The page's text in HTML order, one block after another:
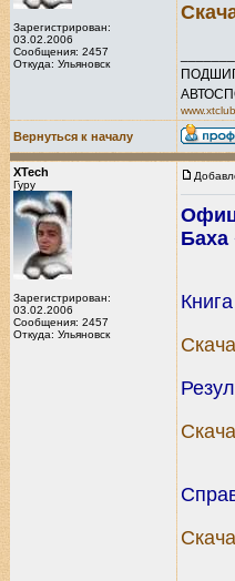
Зарегистрирован:
03.02.2006
Сообщения: 2457
Откуда: Ульяновск
Вернуться к началу
XTech
Гуру
Зарегистрирован:
03.02.2006
Сообщения: 2457
Откуда: Ульяновск